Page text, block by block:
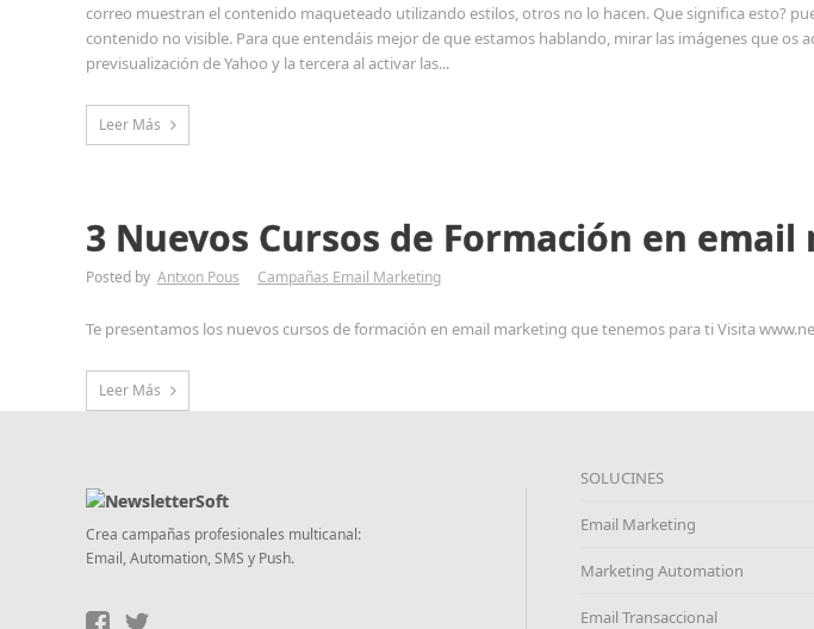
correo muestran el contenido maqueteado utilizando estilos, otros no lo hacen. Que significa esto?
contenido no visible. Para que entendáis mejor de que estamos hablando, mirar las imágenes que
previsualización de Yahoo y la tercera al activar las...
Leer Más
3 Nuevos Cursos de Formación en
Posted by Antxon Pous Campañas Email Marketing
Te presentamos los nuevos cursos de formación en email marketing que tenemos para ti Visita
Leer Más
Crea campañas profesionales multicanal:
Email, Automation, SMS y Push.
SOLUCINES
Email Marketing
Marketing Automation
Email Transaccional